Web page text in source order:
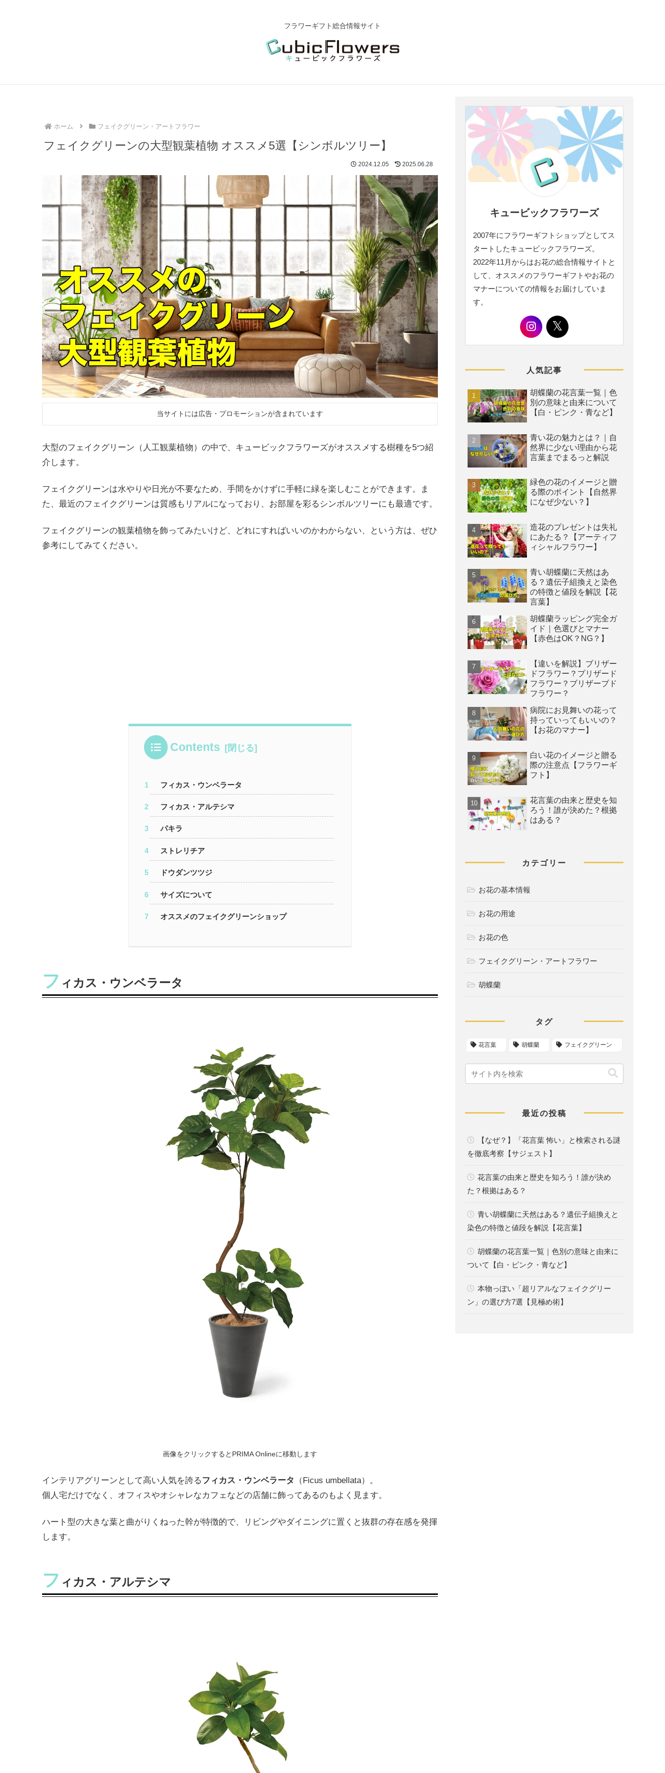
フラワーギフト総合情報サイト
ホーム フェイクグリーン・アートフラワー
フェイクグリーンの大型観葉植物 オススメ5選【シンボルツリー】
2024.12.05 2025.06.28
当サイトには広告・プロモーションが含まれています
大型のフェイクグリーン（人工観葉植物）の中で、キュービックフラワーズがオススメする樹種を5つ紹
介します。
フェイクグリーンは水やりや日光が不要なため、手間をかけずに手軽に緑を楽しむことができます。ま
た、最近のフェイクグリーンは質感もリアルになっており、お部屋を彩るシンボルツリーにも最適です。
フェイクグリーンの観葉植物を飾ってみたいけど、どれにすればいいのかわからない、という方は、ぜひ
参考にしてみてください。
Contents
フィカス・ウンベラータ
フィカス・アルテシマ
パキラ
ストレリチア
ドウダンツツジ
サイズについて
オススメのフェイクグリーンショップ
フ ィカス・ウンベラータ
画像をクリックするとPRIMA Onlineに移動します
インテリアグリーンとして高い人気を誇るフィカス・ウンベラータ （Ficus umbellata）。
個人宅だけでなく、オフィスやオシャレなカフェなどの店舗に飾ってあるのもよく見ます。
ハート型の大きな葉と曲がりくねった幹が特徴的で、リビングやダイニングに置くと抜群の存在感を発揮
します。
フ ィカス・アルテシマ
キュービックフラワーズ
2007年にフラワーギフトショップとしてス
タートしたキュービックフラワーズ。
2022年11月からはお花の総合情報サイトと
して、オススメのフラワーギフトやお花の
マナーについての情報をお届けしていま
す。
人気記事
胡蝶蘭の花言葉一覧｜色
別の意味と由来について
【白・ピンク・青など】
青い花の魅力とは？｜自
然界に少ない理由から花
言葉までまるっと解説
緑色の花のイメージと贈
る際のポイント【自然界
になぜ少ない？】
造花のプレゼントは失礼
にあたる？【アーティフ
ィシャルフラワー】
青い胡蝶蘭に天然はあ
る？遺伝子組換えと染色
の特徴と値段を解説【花
言葉】
胡蝶蘭ラッピング完全ガ
イド｜色選びとマナー
【赤色はOK？NG？】
【違いを解説】ブリザー
ドフラワー？プリザード
フラワー？ブリザーブド
フラワー？
病院にお見舞いの花って
持っていってもいいの？
【お花のマナー】
白い花のイメージと贈る
際の注意点【フラワーギ
フト】
花言葉の由来と歴史を知
ろう！誰が決めた？根拠
はある？
カテゴリー
お花の基本情報
お花の用途
お花の色
フェイクグリーン・アートフラワー
胡蝶蘭
タグ
花言葉 胡蝶蘭 フェイクグリーン
最近の投稿
【なぜ？】「花言葉 怖い」と検索される謎
を徹底考察【サジェスト】
花言葉の由来と歴史を知ろう！誰が決め
た？根拠はある？
青い胡蝶蘭に天然はある？遺伝子組換えと
染色の特徴と値段を解説【花言葉】
胡蝶蘭の花言葉一覧｜色別の意味と由来に
ついて【白・ピンク・青など】
本物っぽい「超リアルなフェイクグリー
ン」の選び方7選【見極め術】